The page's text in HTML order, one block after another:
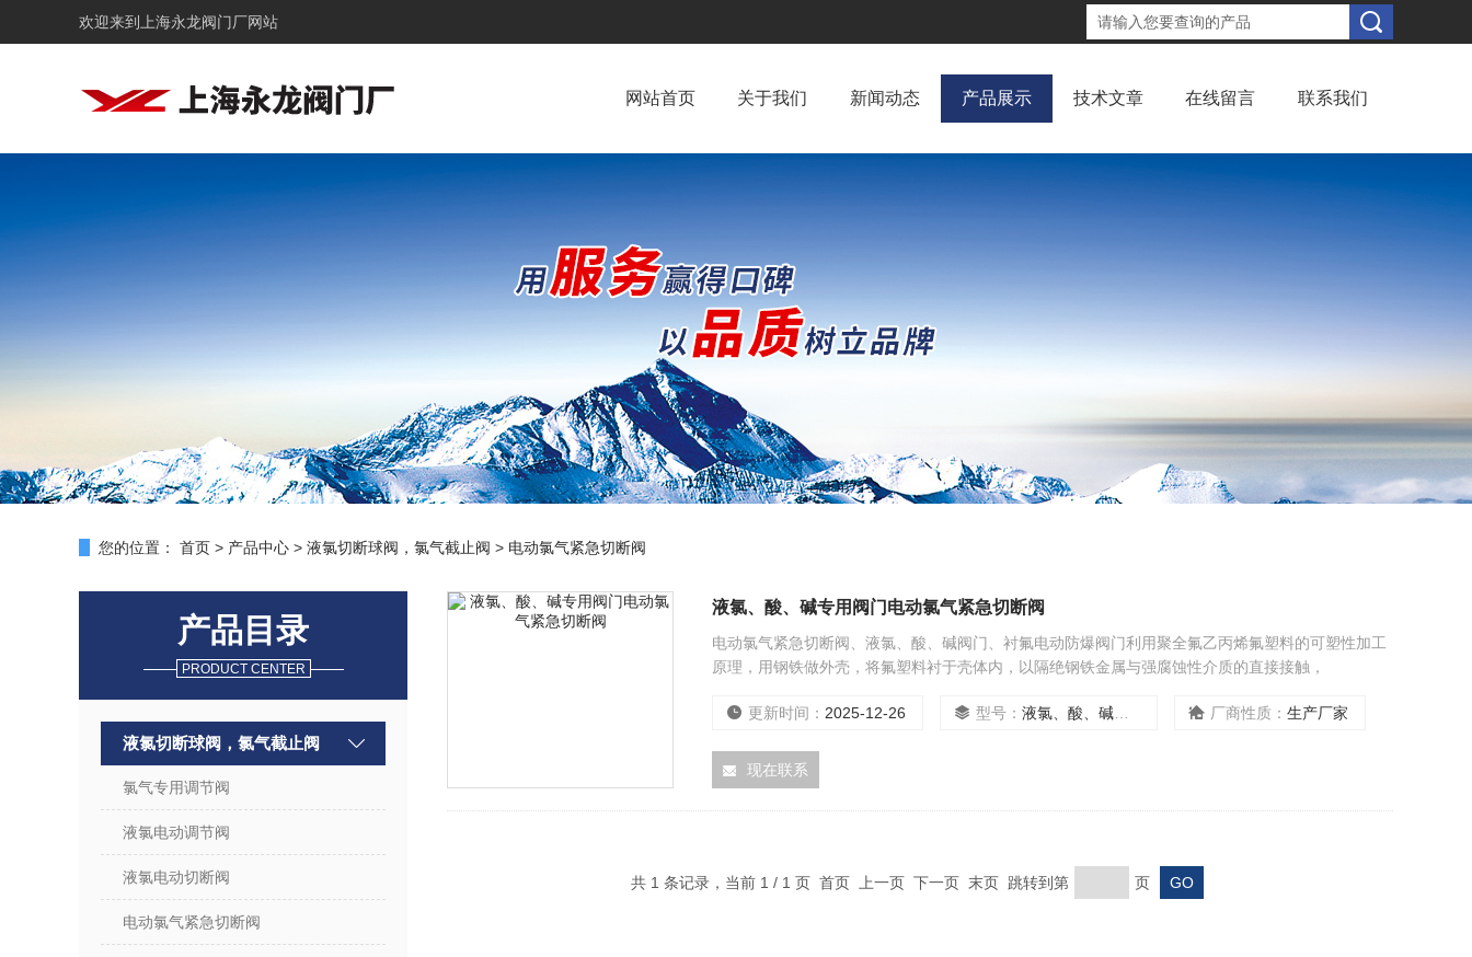
欢迎来到 上海永龙阀门厂网站
网站首页 关于我们 新闻动态 产品展示 技术文章 在线留言 联系我们
您的位置： 首页 > 产品中心 > 液氯切断球阀，氯气截止阀 > 电动氯气紧急切断阀
产品目录
PRODUCT CENTER
液氯切断球阀，氯气截止阀
氯气专用调节阀
液氯电动调节阀
液氯电动切断阀
电动氯气紧急切断阀
液氯、酸、碱专用阀门电动氯气紧急切断阀
电动氯气紧急切断阀、液氯、酸、碱阀门、衬氟电动防爆阀门利用聚全氟乙丙烯氟塑料的可塑性加工
原理，用钢铁做外壳，将氟塑料衬于壳体内，以隔绝钢铁金属与强腐蚀性介质的直接接触，
更新时间： 2025-12-26 型号： 液氯、酸、碱专用阀门 厂商性质： 生产厂家
现在联系
共 1 条记录，当前 1 / 1 页 首页 上一页 下一页 末页 跳转到第 页